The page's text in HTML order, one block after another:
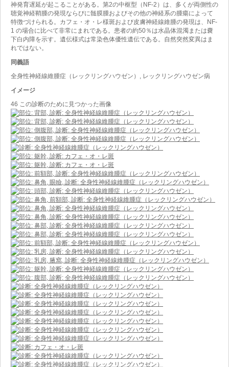
神発育遅延が起こることがある。第2の中枢型（NF-2）は、多くが両側性の
聴覚神経鞘腫の発現ならびに髄膜腫およびその他の神経系の腫瘍によって
特徴づけられる。カフェ・オ・レ様斑および皮膚神経線維腫の発現は、NF-
1 の場合に比べて非常にまれである。患者の約50％は水晶体混濁または嚢
下白内障を示す。遺伝様式は常染色体優性遺伝である。自然突然変異はま
れではない。
同義語
全身性神経線維腫症（レックリングハウゼン）, レックリングハウゼン病
イメージ
46 この診断のために見つかった画像